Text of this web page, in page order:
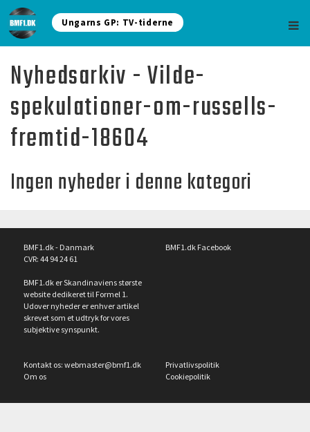
Ungarns GP: TV-tiderne
Nyhedsarkiv - Vilde-
spekulationer-om-russells-
fremtid-18604
Ingen nyheder i denne kategori
BMF1.dk - Danmark
CVR: 44 94 24 61
BMF1.dk er Skandinaviens største
website dedikeret til Formel 1.
Udover nyheder er enhver artikel
skrevet som et udtryk for vores
subjektive synspunkt.
BMF1.dk Facebook
Kontakt os: webmaster@bmf1.dk
Om os
Privatlivspolitik
Cookiepolitik